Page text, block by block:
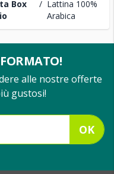
Box
/ Lattina 100%
Arabica
alle nostre offerte
gustosi!
OK